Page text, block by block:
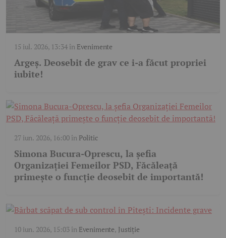
15 iul. 2026, 13:34în Evenimente
Argeș. Deosebit de grav ce i-a făcut propriei
iubite!
27 iun. 2026, 16:00în Politic
Simona Bucura-Oprescu, la șefia
Organizației Femeilor PSD, Făcăleață
primește o funcție deosebit de importantă!
10 iun. 2026, 15:03în Evenimente, Justiție